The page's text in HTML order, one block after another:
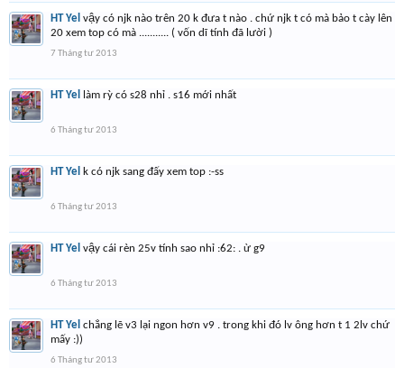
HT Yel vậy có njk nào trên 20 k đưa t nào . chứ njk t có mà bảo t cày lên
20 xem top có mà ........... ( vốn dĩ tính đã lười )
7 Tháng tư 2013
HT Yel làm rỳ có s28 nhỉ . s16 mới nhất
6 Tháng tư 2013
HT Yel k có njk sang đấy xem top :-ss
6 Tháng tư 2013
HT Yel vậy cái rèn 25v tính sao nhỉ :62: . ừ g9
6 Tháng tư 2013
HT Yel chẳng lẽ v3 lại ngon hơn v9 . trong khi đó lv ông hơn t 1 2lv chứ
mấy :))
6 Tháng tư 2013